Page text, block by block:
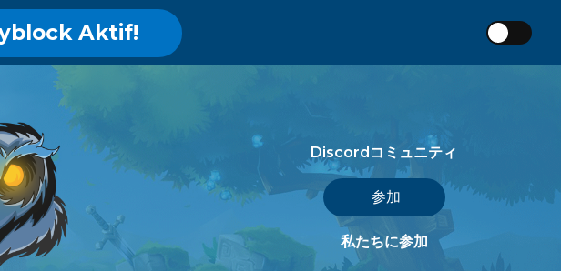
Aktif!
Discordコミュニティ
参加
私たちに参加